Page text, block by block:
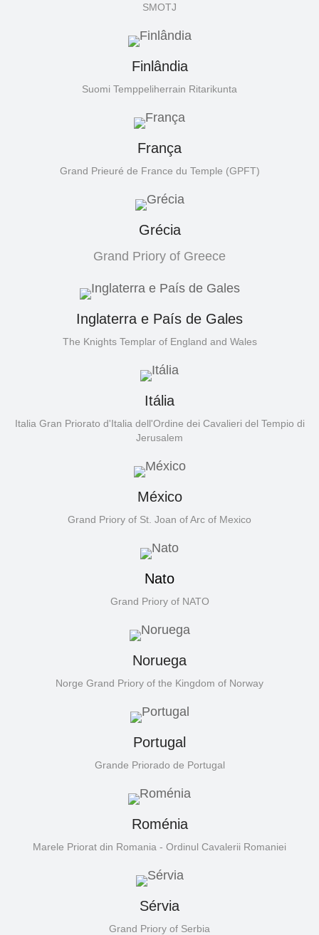
SMOTJ
Finlândia
Suomi Temppeliherrain Ritarikunta
França
Grand Prieuré de France du Temple (GPFT)
Grécia
Grand Priory of Greece
Inglaterra e País de Gales
The Knights Templar of England and Wales
Itália
Italia Gran Priorato d'Italia dell'Ordine dei Cavalieri del Tempio di
Jerusalem
México
Grand Priory of St. Joan of Arc of Mexico
Nato
Grand Priory of NATO
Noruega
Norge Grand Priory of the Kingdom of Norway
Portugal
Grande Priorado de Portugal
Roménia
Marele Priorat din Romania - Ordinul Cavalerii Romaniei
Sérvia
Grand Priory of Serbia